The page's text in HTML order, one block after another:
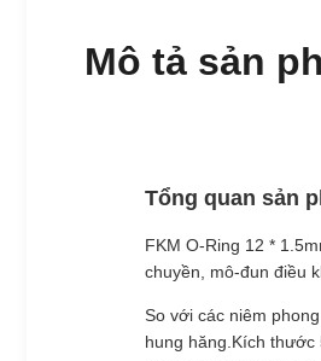
Mô tả sản
Tổng quan sản
FKM O-Ring 12 *
chuyền, mô-đun điều
So với các niêm
hung hăng.Kích